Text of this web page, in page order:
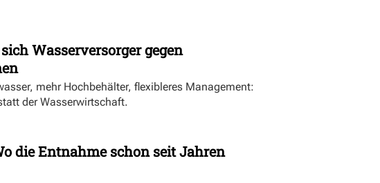
Wasserversorger gegen
mehr Hochbehälter, flexibleres Management:
der Wasserwirtschaft.
die Entnahme schon seit Jahren